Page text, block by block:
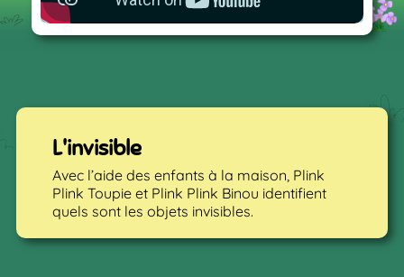
L'invisible
Avec l’aide des enfants à la maison, Plink
Plink Toupie et Plink Plink Binou identifient
quels sont les objets invisibles.